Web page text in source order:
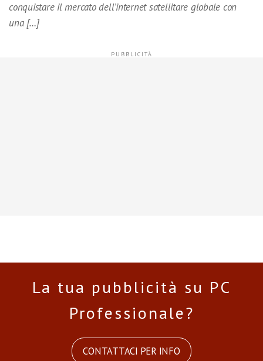
conquistare il mercato dell’internet satellitare globale con
una […]
La tua pubblicità su PC
Professionale?
CONTATTACI PER INFO